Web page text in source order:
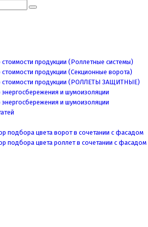
стоимости продукции (Роллетные системы)
стоимости продукции (Секционные ворота)
стоимости продукции (РОЛЛЕТЫ ЗАЩИТНЫЕ)
энергосбережения и шумоизоляции
энергосбережения и шумоизоляции
подбора цвета ворот в сочетании с фасадом
подбора цвета роллет в сочетании с фасадом